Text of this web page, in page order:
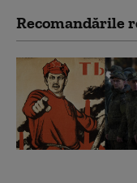
Recomandările